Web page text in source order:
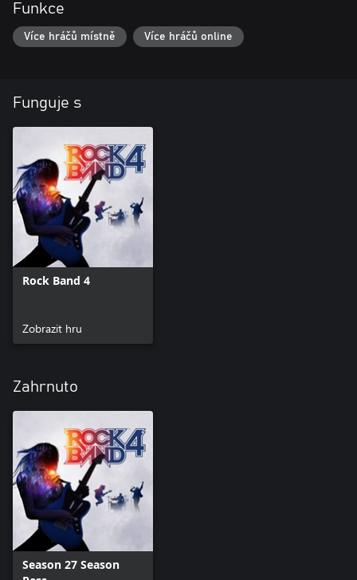
Funkce
Více hráčů místně Více hráčů online
Funguje s
Rock Band 4
Zobrazit hru
Zahrnuto
Season 27 Season